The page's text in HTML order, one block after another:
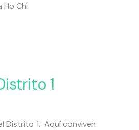
Ho Chi
1
Distrito 1. Aquí conviven